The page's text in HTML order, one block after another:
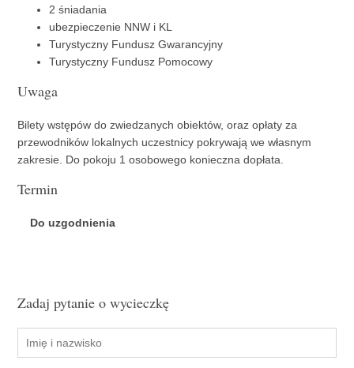
2 śniadania
ubezpieczenie NNW i KL
Turystyczny Fundusz Gwarancyjny
Turystyczny Fundusz Pomocowy
Uwaga
Bilety wstępów do zwiedzanych obiektów, oraz opłaty za
przewodników lokalnych uczestnicy pokrywają we własnym
zakresie. Do pokoju 1 osobowego konieczna dopłata.
Termin
Do uzgodnienia
Zadaj pytanie o wycieczkę